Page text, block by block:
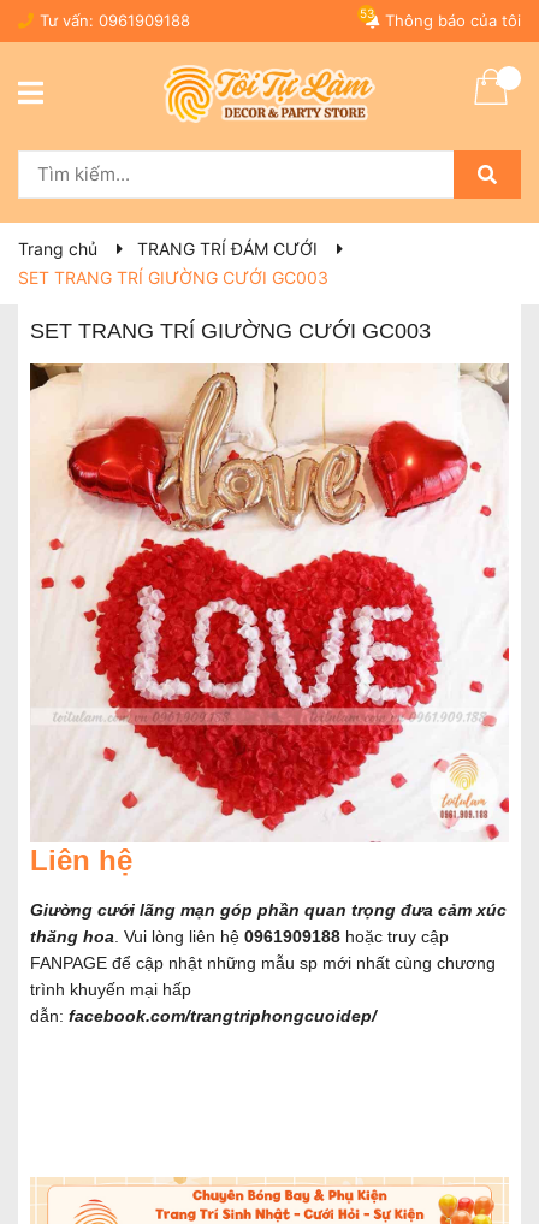
Tư vấn: 0961909188 Thông báo của tôi
53
Trang chủ
TRANG TRÍ ĐÁM CƯỚI
SET TRANG TRÍ GIƯỜNG CƯỚI GC003
SET TRANG TRÍ GIƯỜNG CƯỚI GC003
Liên hệ
Giường cưới lãng mạn góp phần quan trọng đưa cảm xúc
thăng hoa . Vui lòng liên hệ 0961909188 hoặc truy cập
FANPAGE để cập nhật những mẫu sp mới nhất cùng chương
trình khuyến mại hấp
dẫn: facebook.com/trangtriphongcuoidep/